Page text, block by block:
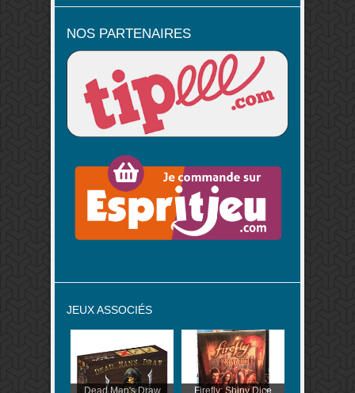
NOS PARTENAIRES
JEUX ASSOCIÉS
Dead Man's Draw Firefly: Shiny Dice